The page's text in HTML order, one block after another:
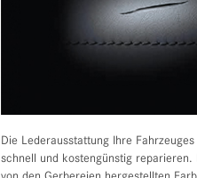
Die Lederausstattung Ihre
schnell und kostengünstig